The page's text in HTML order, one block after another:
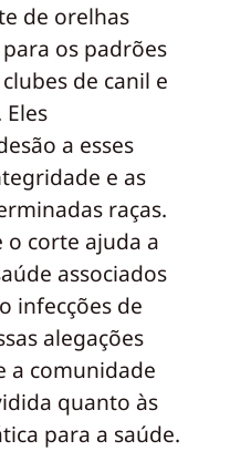
de orelhas
os padrões
de canil e
a esses
e as
raças.
corte ajuda a
associados
infecções de
alegações
a comunidade
quanto às
para a saúde.